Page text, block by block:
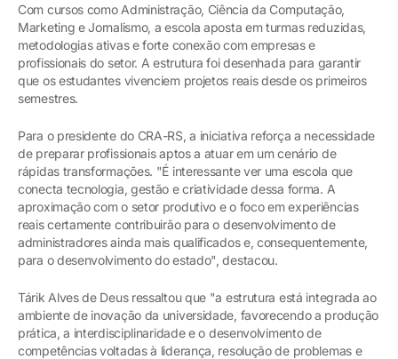
Com cursos como Administração, Ciência da Computação,
Marketing e Jornalismo, a escola aposta em turmas reduzidas,
metodologias ativas e forte conexão com empresas e
profissionais do setor. A estrutura foi desenhada para garantir
que os estudantes vivenciem projetos reais desde os primeiros
semestres.
Para o presidente do CRA-RS, a iniciativa reforça a necessidade
de preparar profissionais aptos a atuar em um cenário de
rápidas transformações. "É interessante ver uma escola que
conecta tecnologia, gestão e criatividade dessa forma. A
aproximação com o setor produtivo e o foco em experiências
reais certamente contribuirão para o desenvolvimento de
administradores ainda mais qualificados e, consequentemente,
para o desenvolvimento do estado", destacou.
Tárik Alves de Deus ressaltou que "a estrutura está integrada ao
ambiente de inovação da universidade, favorecendo a produção
prática, a interdisciplinaridade e o desenvolvimento de
competências voltadas à liderança, resolução de problemas e